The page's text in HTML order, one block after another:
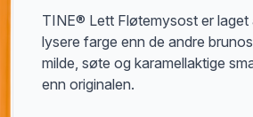
Produktbeskrivelse
TINE® Lett Fløtemysost er laget
lysere farge enn de andre
milde, søte og karamellaktige
enn originalen.